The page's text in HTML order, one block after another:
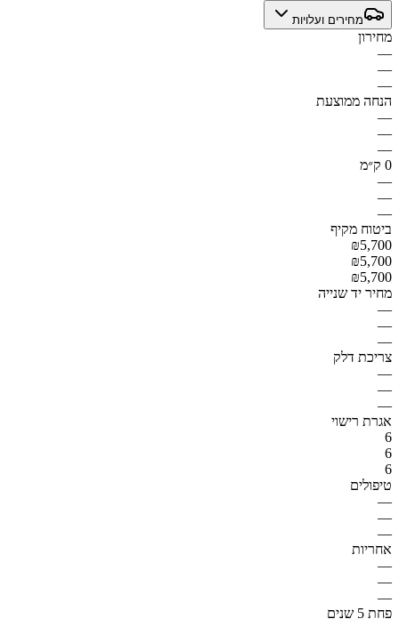
מחירים ועלויות
מחירון
—
—
—
הנחה ממוצעת
—
—
—
0 ק״מ
—
—
—
ביטוח מקיף
₪5,700
₪5,700
₪5,700
מחיר יד שנייה
—
—
—
צריכת דלק
—
—
—
אגרת רישוי
6
6
6
טיפולים
—
—
—
אחריות
—
—
—
פחת 5 שנים